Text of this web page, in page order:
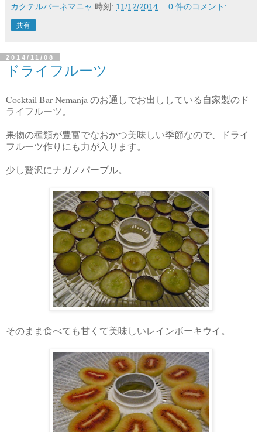
カクテルバーネマニャ 時刻: 11/12/2014 0 件のコメント:
共有
2014/11/08
ドライフルーツ
Cocktail Bar Nemanja のお通しでお出ししている自家製のド
ライフルーツ。
果物の種類が豊富でなおかつ美味しい季節なので、ドライ
フルーツ作りにも力が入ります。
少し贅沢にナガノパープル。
そのまま食べても甘くて美味しいレインボーキウイ。